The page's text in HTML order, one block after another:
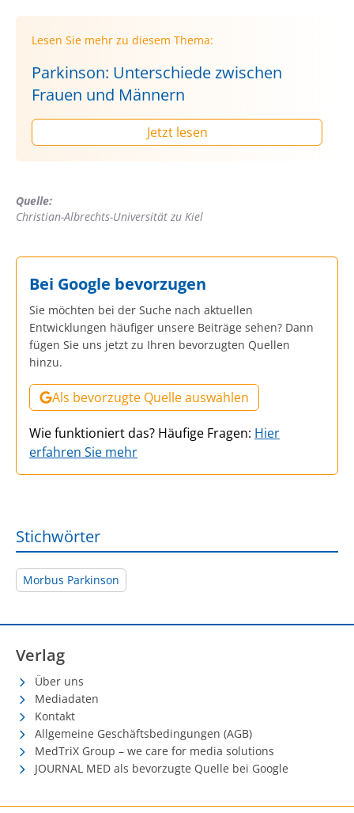
Lesen Sie mehr zu diesem Thema:
Parkinson: Unterschiede zwischen
Frauen und Männern
Jetzt lesen
Quelle:
Christian-Albrechts-Universität zu Kiel
Bei Google bevorzugen
Sie möchten bei der Suche nach aktuellen
Entwicklungen häufiger unsere Beiträge sehen? Dann
fügen Sie uns jetzt zu Ihren bevorzugten Quellen
hinzu.
Als bevorzugte Quelle auswählen
Wie funktioniert das? Häufige Fragen: Hier
erfahren Sie mehr
Stichwörter
Morbus Parkinson
Verlag
Über uns
Mediadaten
Kontakt
Allgemeine Geschäftsbedingungen (AGB)
MedTriX Group – we care for media solutions
JOURNAL MED als bevorzugte Quelle bei Google